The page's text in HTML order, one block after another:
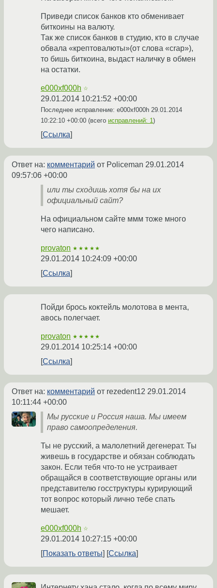
Приведи список банков кто обменивает
биткоины на валюту.
Так же список банков в студию, кто в случае
обвала «крептовалюты»(от слова «crap»),
то бишь биткоина, выдаст наличку в обмен
на остатки.
e000xf000h ☆
29.01.2014 10:21:52 +00:00
Последнее исправление: e000xf000h 29.01.2014
10:22:10 +00:00 (всего исправлений: 1)
Ссылка
Ответ на: комментарий от Policeman 29.01.2014
09:57:06 +00:00
или ты сходишь хотя бы на их
официальный сайт?
На официальном сайте ммм тоже много
чего написано.
provaton ★★★★★
29.01.2014 10:24:09 +00:00
Ссылка
Пойди брось коктейль молотова в мента,
авось полегчает.
provaton ★★★★★
29.01.2014 10:25:14 +00:00
Ссылка
Ответ на: комментарий от rezedent12 29.01.2014
10:11:44 +00:00
Мы русские и Россия наша. Мы имеем
право самоопределения.
Ты не русский, а малолетний дегенерат. Ты
живешь в государстве и обязан соблюдать
закон. Если тебя что-то не устраивает
обращайся в соответствующие органы или
представителю госструктуры курирующий
тот вопрос который лично тебе спать
мешает.
e000xf000h ☆
29.01.2014 10:27:15 +00:00
Показать ответы
Ссылка